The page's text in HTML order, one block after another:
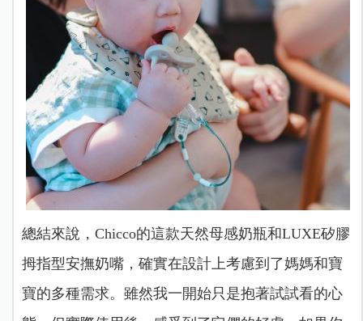
總結來說，Chicco的這款天然母感奶瓶和LUXE矽膠
拇指型安撫奶嘴，確實在設計上考慮到了媽媽和寶
寶的多種需求。雖然我一開始只是抱著試試看的心